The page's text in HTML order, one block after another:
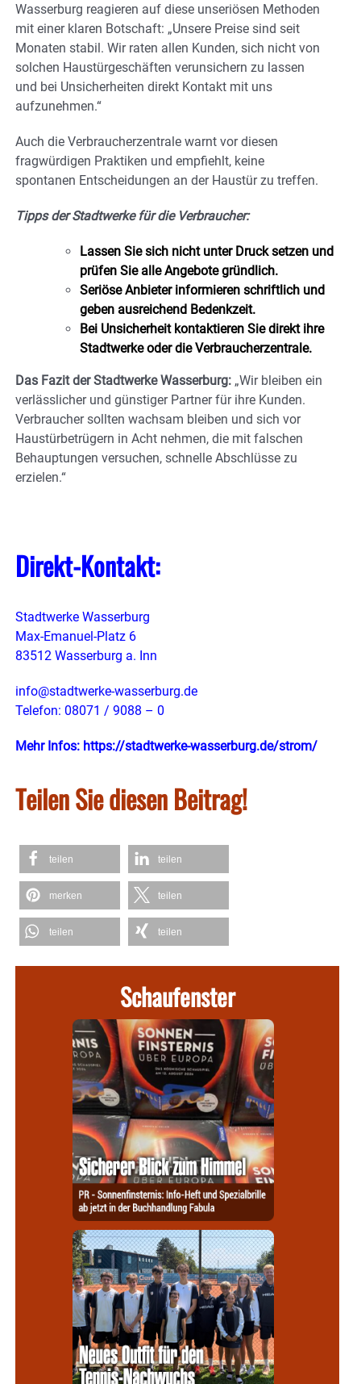
Wasserburg reagieren auf diese unseriösen Methoden
mit einer klaren Botschaft: „Unsere Preise sind seit
Monaten stabil. Wir raten allen Kunden, sich nicht von
solchen Haustürgeschäften verunsichern zu lassen
und bei Unsicherheiten direkt Kontakt mit uns
aufzunehmen.“
Auch die Verbraucherzentrale warnt vor diesen
fragwürdigen Praktiken und empfiehlt, keine
spontanen Entscheidungen an der Haustür zu treffen.
Tipps der Stadtwerke für die Verbraucher:
Lassen Sie sich nicht unter Druck setzen und
prüfen Sie alle Angebote gründlich.
Seriöse Anbieter informieren schriftlich und
geben ausreichend Bedenkzeit.
Bei Unsicherheit kontaktieren Sie direkt ihre
Stadtwerke oder die Verbraucherzentrale.
Das Fazit der Stadtwerke Wasserburg: „Wir bleiben ein
verlässlicher und günstiger Partner für ihre Kunden.
Verbraucher sollten wachsam bleiben und sich vor
Haustürbetrügern in Acht nehmen, die mit falschen
Behauptungen versuchen, schnelle Abschlüsse zu
erzielen.“
Direkt-Kontakt:
Stadtwerke Wasserburg
Max-Emanuel-Platz 6
83512 Wasserburg a. Inn
info@stadtwerke-wasserburg.de
Telefon: 08071 / 9088 – 0
Mehr Infos: https://stadtwerke-wasserburg.de/strom/
Teilen Sie diesen Beitrag!
teilen teilen
merken teilen
teilen teilen
Schaufenster